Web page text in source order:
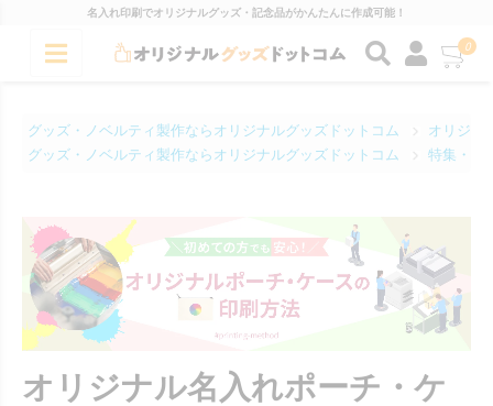
名入れ印刷でオリジナルグッズ・記念品がかんたんに作成可能！
0
グッズ・ノベルティ製作ならオリジナルグッズドットコム
オリジナ
グッズ・ノベルティ製作ならオリジナルグッズドットコム
特集・コ
オリジナル名入れポーチ・ケ